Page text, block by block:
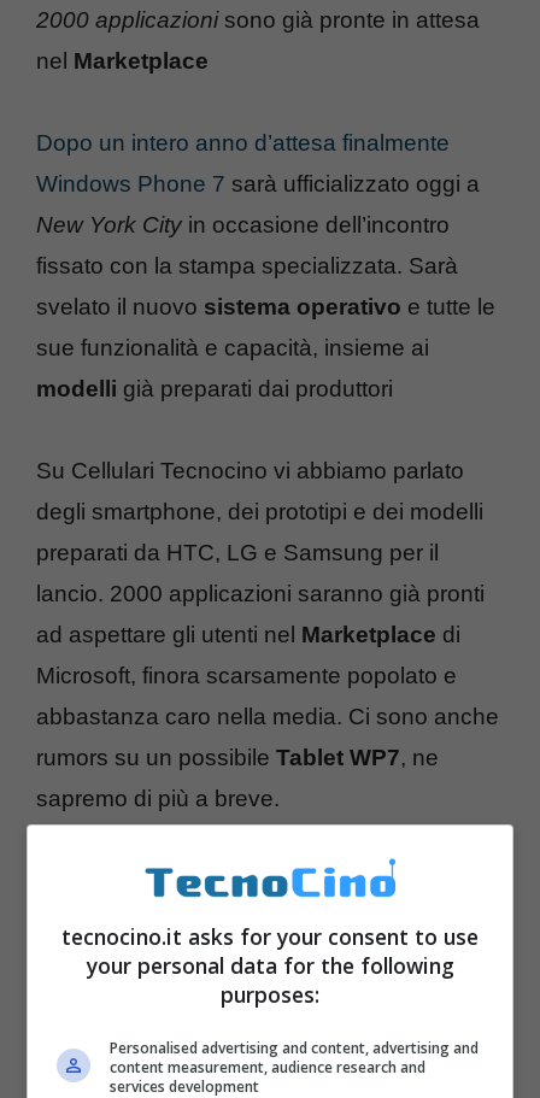
2000 applicazionisono già pronte in attesa
nel Marketplace
Dopo un intero anno d’attesa finalmente
Windows Phone 7 sarà ufficializzato oggi a
New York City in occasione dell’incontro
fissato con la stampa specializzata. Sarà
svelato il nuovo sistema operativo e tutte le
sue funzionalità e capacità, insieme ai
modelli già preparati dai produttori
Su Cellulari Tecnocino vi abbiamo parlato
degli smartphone, dei prototipi e dei modelli
preparati da HTC, LG e Samsung per il
lancio. 2000 applicazioni saranno già pronti
ad aspettare gli utenti nel Marketplace di
Microsoft, finora scarsamente popolato e
abbastanza caro nella media. Ci sono anche
rumors su un possibile Tablet WP7, ne
sapremo di più a breve.
tecnocino.it asks for your consent to use
your personal data for the following
purposes:
Personalised advertising and content, advertising and
content measurement, audience research and
services development